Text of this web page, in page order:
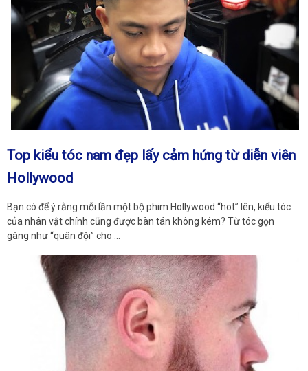
Top kiểu tóc nam đẹp lấy cảm hứng từ diễn viên
Hollywood
Bạn có để ý rằng mỗi lần một bộ phim Hollywood “hot” lên, kiểu tóc
của nhân vật chính cũng được bàn tán không kém? Từ tóc gọn
gàng như “quân đội” cho …